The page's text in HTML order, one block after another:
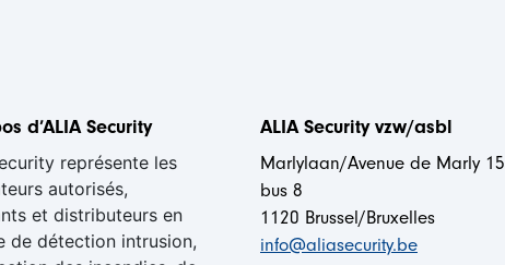
d’ALIA Security
représente les
autorisés,
et distributeurs en
de détection intrusion,
ALIA Security vzw/asbl
Marlylaan/Avenue de Marly 15
bus 8
1120 Brussel/Bruxelles
info@aliasecurity.be